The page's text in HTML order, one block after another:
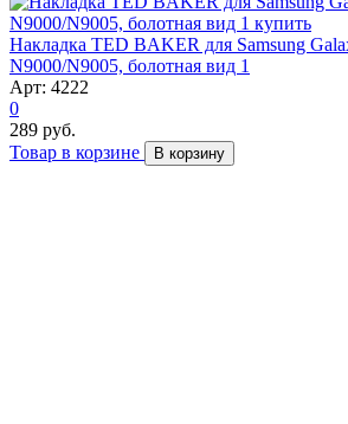
Накладка TED BAKER для Samsung
N9000/N9005, болотная вид 1
Арт: 4222
0
289 руб.
Товар в корзине
В корзину